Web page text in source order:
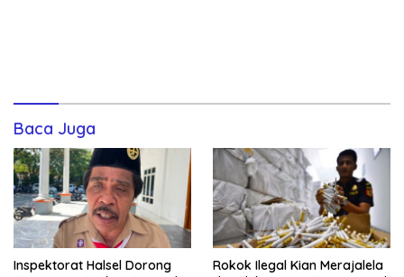
Baca Juga
Inspektorat Halsel Dorong
Rokok Ilegal Kian Merajalela